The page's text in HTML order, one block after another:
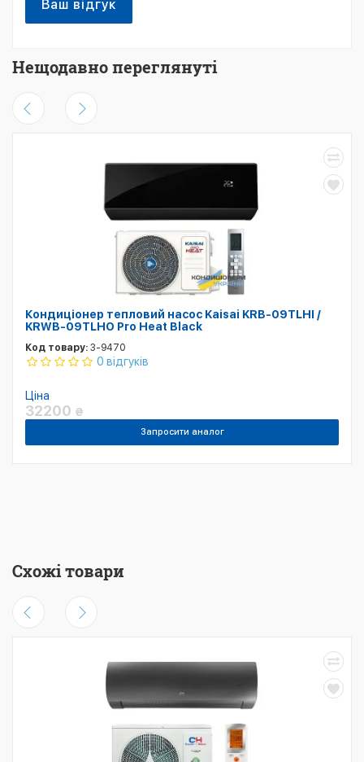
Ваш відгук
Нещодавно переглянуті
Кондиціонер тепловий насос Kaisai KRB-09TLHI /
KRWB-09TLHO Pro Heat Black
Код товару: 3-9470
0 відгуків
Ціна
32200 ₴
Запросити аналог
Схожі товари